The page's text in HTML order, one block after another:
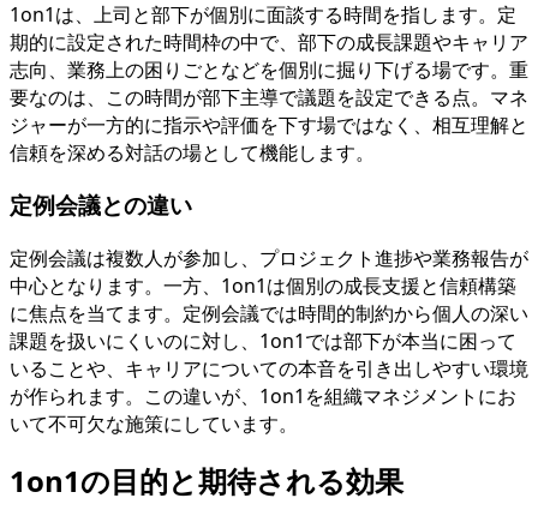
1on1は、上司と部下が個別に面談する時間を指します。定
期的に設定された時間枠の中で、部下の成長課題やキャリア
志向、業務上の困りごとなどを個別に掘り下げる場です。重
要なのは、この時間が部下主導で議題を設定できる点。マネ
ジャーが一方的に指示や評価を下す場ではなく、相互理解と
信頼を深める対話の場として機能します。
定例会議との違い
定例会議は複数人が参加し、プロジェクト進捗や業務報告が
中心となります。一方、1on1は個別の成長支援と信頼構築
に焦点を当てます。定例会議では時間的制約から個人の深い
課題を扱いにくいのに対し、1on1では部下が本当に困って
いることや、キャリアについての本音を引き出しやすい環境
が作られます。この違いが、1on1を組織マネジメントにお
いて不可欠な施策にしています。
1on1の目的と期待される効果